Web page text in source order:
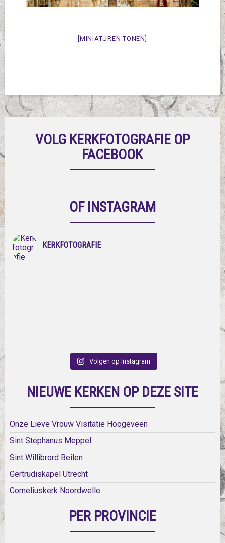
[MINIATUREN TONEN]
VOLG KERKFOTOGRAFIE OP
FACEBOOK
OF INSTAGRAM
KERKFOTOGRAFIE
Volgen op Instagram
NIEUWE KERKEN OP DEZE SITE
Onze Lieve Vrouw Visitatie Hoogeveen
Sint Stephanus Meppel
Sint Willibrord Beilen
Gertrudiskapel Utrecht
Corneliuskerk Noordwelle
PER PROVINCIE